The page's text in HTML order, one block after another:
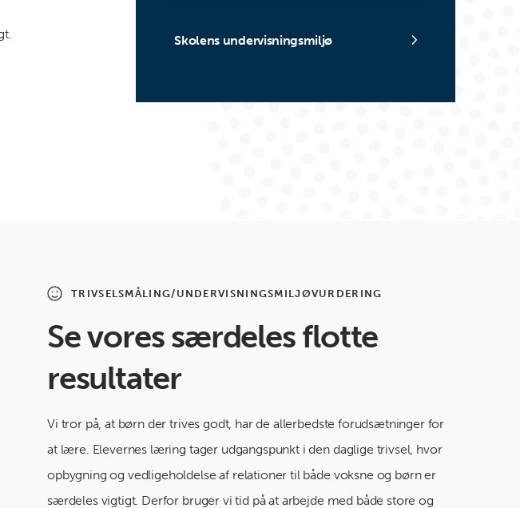
Skolens undervisningsmiljø
TRIVSELSMÅLING/UNDERVISNINGSMILJØVURDERING
Se vores særdeles flotte
resultater
Vi tror på, at børn der trives godt, har de allerbedste forudsætninger for
at lære. Elevernes læring tager udgangspunkt i den daglige trivsel, hvor
opbygning og vedligeholdelse af relationer til både voksne og børn er
særdeles vigtigt. Derfor bruger vi tid på at arbejde med både store og